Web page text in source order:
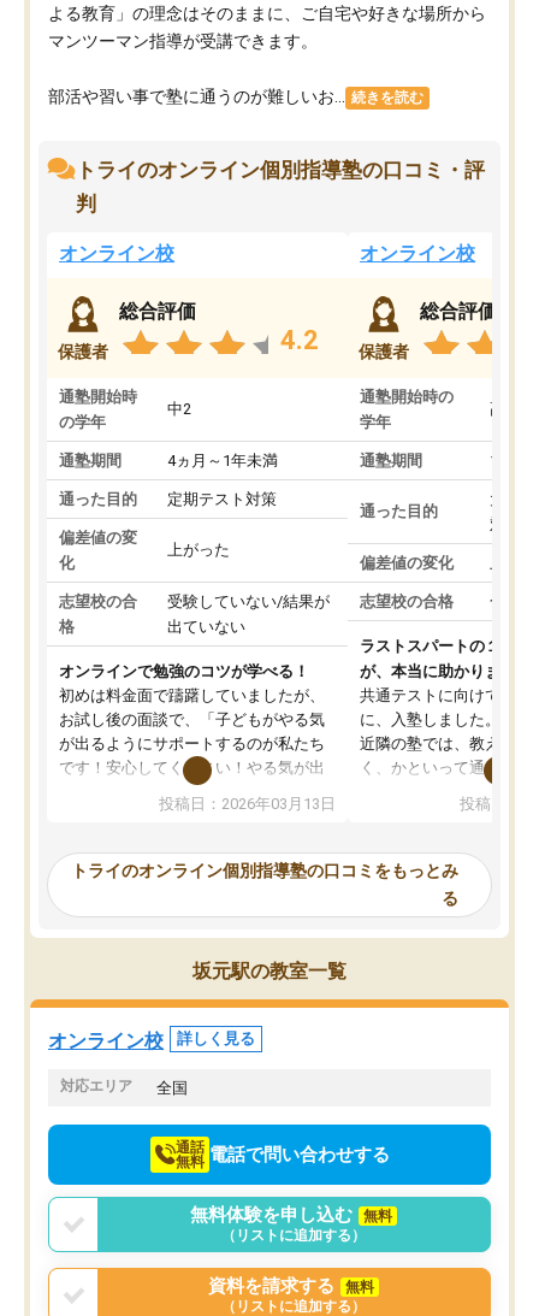
よる教育」の理念はそのままに、ご自宅や好きな場所から
マンツーマン指導が受講できます。
部活や習い事で塾に通うのが難しいお... 続きを読む
トライのオンライン個別指導塾の口コミ・評
判
オンライン校
保護者
総合評価
4.2
通塾開始時
の学年
中2
通塾期間 4ヵ月～1年未満
通った目的 定期テスト対策
偏差値の変
化
上がった
志望校の合
格
受験していない/結果が
出ていない
オンラインで勉強のコツが学べる！
初めは料金面で躊躇していましたが、
お試し後の面談で、「子どもがやる気
が出るようにサポートするのが私たち
です！安心してください！やる気が出
ないのは私たち講師の責任です」と言
ってくださり、確かに！と考えて、思
ったんですが、学生の先生から学ぶこ
み、徐々に成績が上がったらいいなと
思っていました。何が今足りないのか
を的確に指導いただき、子どももびっ
くりするほど楽しんでやる気を持って
塾を受けています。狙い通り、少しず
つ成績も上がり、苦手意識も無くなっ
てきたので、さらに苦手な数学も追加
でお願いしました。来年の高校受験に
投稿日：2026年03月13日
オンライン校
保護者
総合評価
通塾開始時の
学年
高3
通塾期間 1～3
通った目的
大学
対策
偏差値の変化
志望校の合格 合格
ラストスパートの１か月
が、本当に助かりました
共通テストに向けての追
に、入塾しました。田舎
近隣の塾では、教えても
く、かといって通うには
可能なので本当に助か
らないところをピンポイ
頂いて、とてもわかり
していました。一生を
スト、多少お金がかかっ
投稿日：
トライのオンライン個別指導塾の口コミをもっとみ
る
坂元駅の教室一覧
オンライン校 詳しく見る
対応エリア 全国
通話
無料 電話で問い合わせする
無料体験を申し込む
無料
（リストに追加する）
資料を請求する
無料
（リストに追加する）